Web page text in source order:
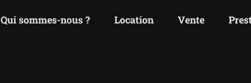
Qui sommes-nous ? Location Vente